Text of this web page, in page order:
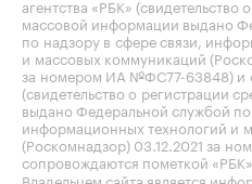
агентства «РБК» (свидетельство
массовой информации выдано
по надзору в сфере связи,
и массовых коммуникаций
за номером ИА №ФС77-63848) и
(свидетельство о регистрации
выдано Федеральной службой по
информационных технологий и
(Роскомнадзор) 03.12.2021 за
сопровождаются пометкой «РБК».
Владельцем сайта является